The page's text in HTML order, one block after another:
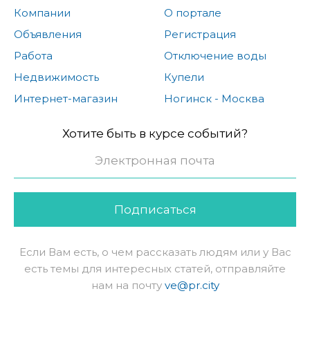
Компании
Объявления
Работа
Недвижимость
Интернет-магазин
О портале
Регистрация
Отключение воды
Купели
Ногинск - Москва
Хотите быть в курсе событий?
Подписаться
Если Вам есть, о чем рассказать людям или у Вас
есть темы для интересных статей, отправляйте
нам на почту ve@pr.city